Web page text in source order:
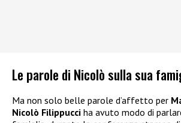
Le parole di Nicolò sulla sua
Ma non solo belle parole d’affetto per
Nicolò Filippucci ha avuto modo di